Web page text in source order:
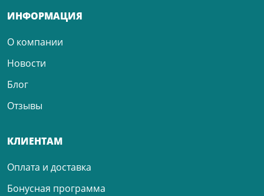
ИНФОРМАЦИЯ
О компании
Новости
Блог
Отзывы
КЛИЕНТАМ
Оплата и доставка
Бонусная программа